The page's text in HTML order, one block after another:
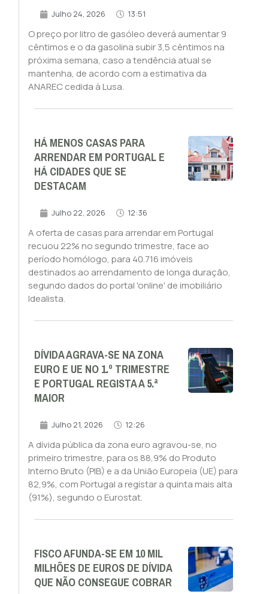
Julho 24, 2026 13:51
O preço por litro de gasóleo deverá aumentar 9
cêntimos e o da gasolina subir 3,5 cêntimos na
próxima semana, caso a tendência atual se
mantenha, de acordo com a estimativa da
ANAREC cedida à Lusa.
HÁ MENOS CASAS PARA
ARRENDAR EM PORTUGAL E
HÁ CIDADES QUE SE
DESTACAM
Julho 22, 2026 12:36
A oferta de casas para arrendar em Portugal
recuou 22% no segundo trimestre, face ao
período homólogo, para 40.716 imóveis
destinados ao arrendamento de longa duração,
segundo dados do portal 'online' de imobiliário
Idealista.
DÍVIDA AGRAVA-SE NA ZONA
EURO E UE NO 1.º TRIMESTRE
E PORTUGAL REGISTA A 5.ª
MAIOR
Julho 21, 2026 12:26
A dívida pública da zona euro agravou-se, no
primeiro trimestre, para os 88,9% do Produto
Interno Bruto (PIB) e a da União Europeia (UE) para
82,9%, com Portugal a registar a quinta mais alta
(91%), segundo o Eurostat.
FISCO AFUNDA-SE EM 10 MIL
MILHÕES DE EUROS DE DÍVIDA
QUE NÃO CONSEGUE COBRAR